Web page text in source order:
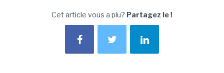
Cet article vous a plu? Partagez le !